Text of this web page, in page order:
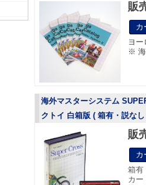
販
ヨ
※ 海
海外マスターシステム
クトイ 白箱版 ( 箱有・説な
販
箱
カ